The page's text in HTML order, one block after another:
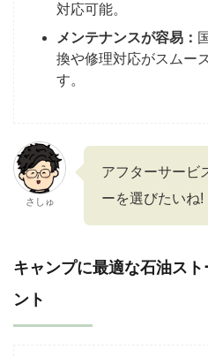
対応可能。
メンテナンスが容易：
換や修理対応がスムー
す。
さしゅ
アフターサービ
ーを選びたいね!
キャンプに最適な石油ス
ント